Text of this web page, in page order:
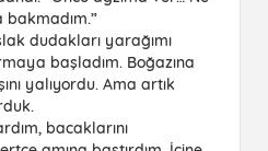
dudakları yarağımı
başladım. Boğazına
yalıyordu. Ama artık
bacaklarını